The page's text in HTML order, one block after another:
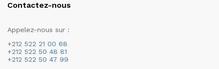
Contactez-nous
Appelez-nous sur :
+212 522 21 00 68
+212 522 50 48 81
+212 522 50 47 99